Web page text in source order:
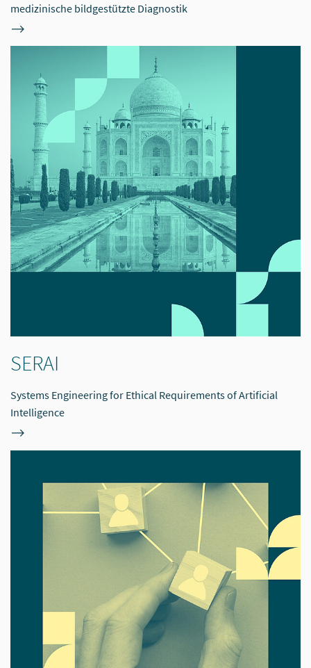
medizinische bildgestützte Diagnostik
SERAI
Systems Engineering for Ethical Requirements of Artificial
Intelligence